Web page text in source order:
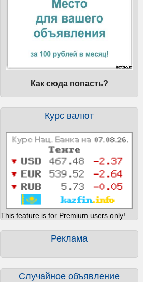
Как сюда попасть?
Курс валют
This feature is for Premium users only!
Реклама
Случайное объявление